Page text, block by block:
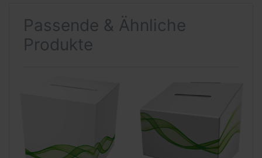
Passende & Ähnliche
Produkte